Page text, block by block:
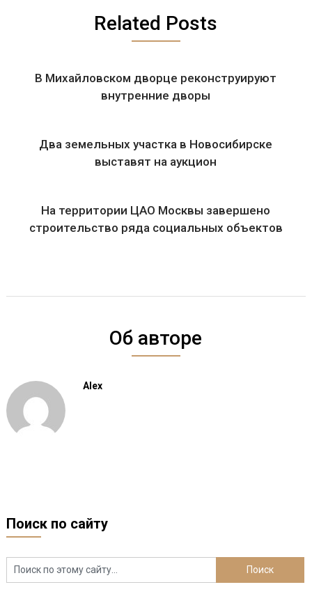
Related Posts
В Михайловском дворце реконструируют
внутренние дворы
Два земельных участка в Новосибирске
выставят на аукцион
На территории ЦАО Москвы завершено
строительство ряда социальных объектов
Об авторе
Alex
Поиск по сайту